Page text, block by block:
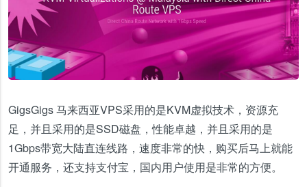
GigsGigs 马来西亚VPS采用的是KVM虚拟技术，资源充
足，并且采用的是SSD磁盘，性能卓越，并且采用的是
1Gbps带宽大陆直连线路 ，速度非常的快，购买后马上就能
开通服务，还支持支付宝，国内用户使用是非常的方便。